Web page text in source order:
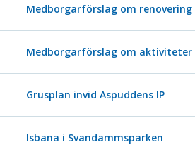
Medborgarförslag om
Medborgarförslag om
Grusplan invid Aspuddens IP
Isbana i Svandammsparken